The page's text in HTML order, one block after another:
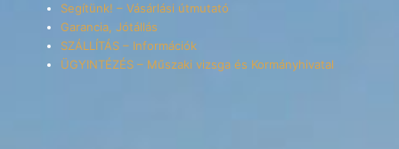
Segítünk! – Vásárlási útmutató
Garancia, Jótállás
SZÁLLÍTÁS – Információk
ÜGYINTÉZÉS – Műszaki vizsga és Kormányhivatal